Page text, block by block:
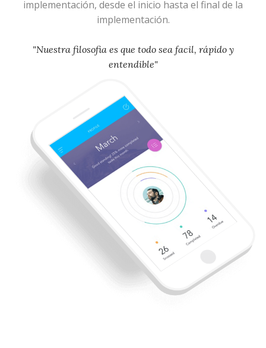
implementación, desde el inicio hasta el final de la
implementación.
"Nuestra filosofia es que todo sea facil, rápido y
entendible"